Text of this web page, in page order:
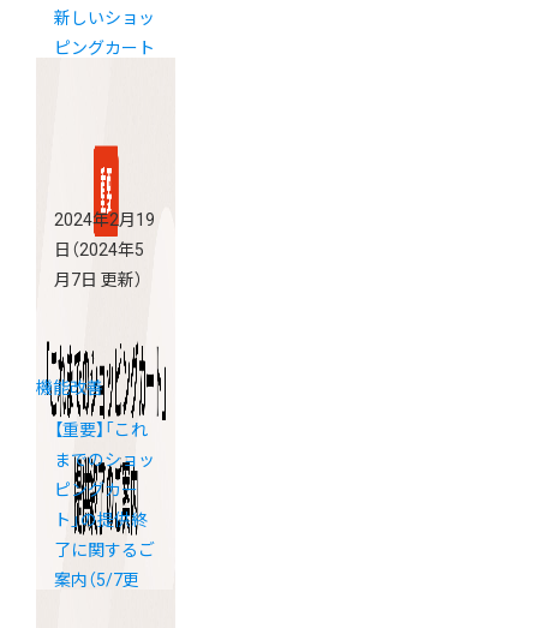
新しいショッ
ピングカート
2024年2月19
日 （2024年5
月7日 更新）
機能改善
【重要】「これ
までのショッ
ピングカー
ト」の提供終
了に関するご
案内（5/7更